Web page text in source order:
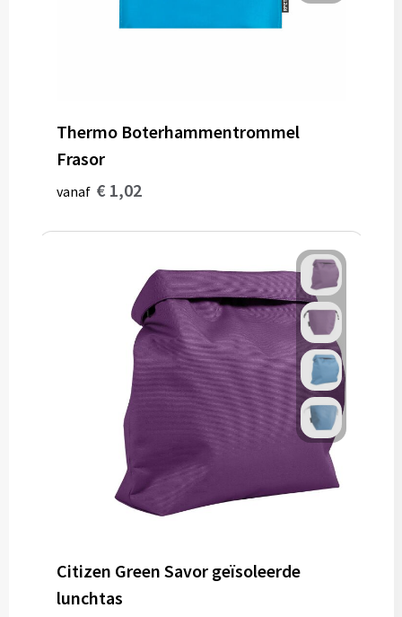
Thermo Boterhammentrommel
Frasor
vanaf € 1,02
Citizen Green Savor geïsoleerde
lunchtas